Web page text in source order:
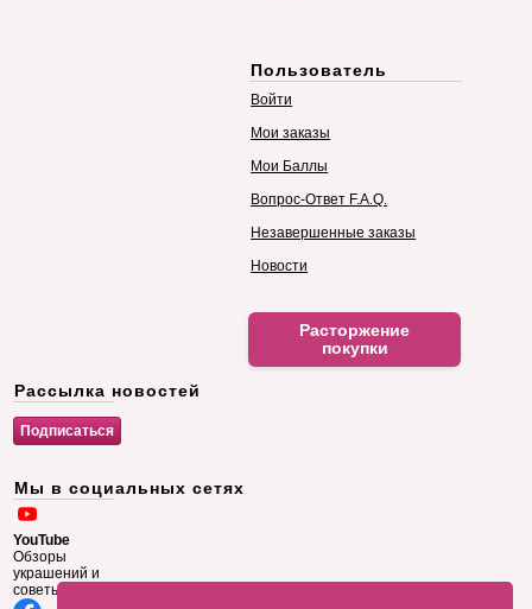
Пользователь
Войти
Мои заказы
Мои Баллы
Вопрос-Ответ F.A.Q.
Незавершенные заказы
Новости
Расторжение
покупки
Рассылка новостей
Мы в социальных сетях
YouTube
Обзоры
украшений и
советы